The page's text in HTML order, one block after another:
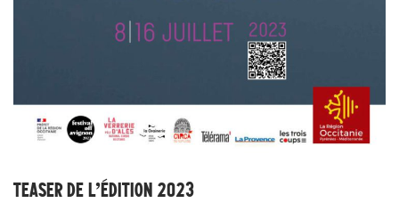
TEASER DE L’ÉDITION 2023